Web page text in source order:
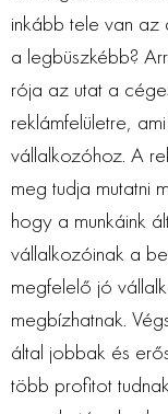
inkább tele van
a legbüszkébb?
rója az utat a
reklámfelületre,
vállalkozóhoz. A
meg tudja mutatni
hogy a munkáink
vállalkozóinak a
megfelelő jó
megbízhatnak.
által jobbak és
több profitot